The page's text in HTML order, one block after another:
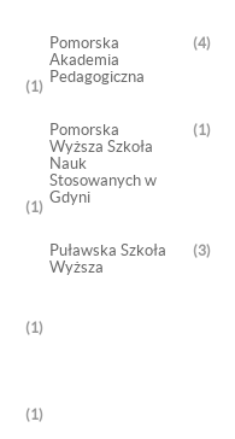
1
1
1
1
Pomorska
Akademia
Pedagogiczna
4
Pomorska
Wyższa Szkoła
Nauk
Stosowanych w
Gdyni
1
Puławska Szkoła
Wyższa
3